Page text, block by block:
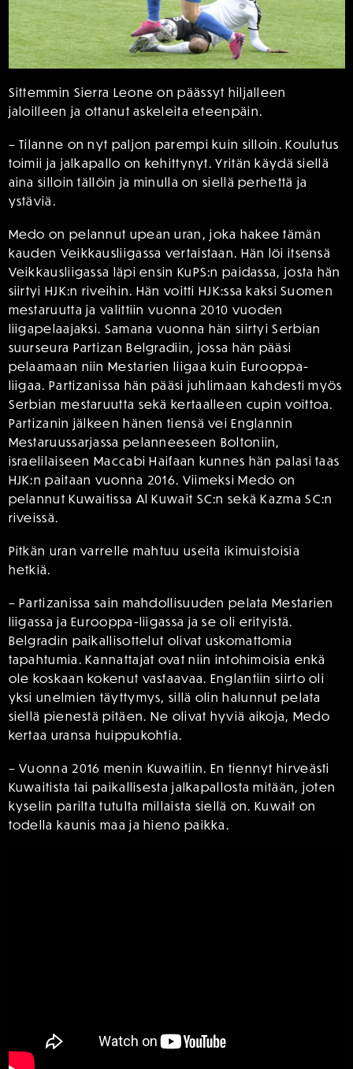
Sittemmin Sierra Leone on päässyt hiljalleen
jaloilleen ja ottanut askeleita eteenpäin.
– Tilanne on nyt paljon parempi kuin silloin. Koulutus
toimii ja jalkapallo on kehittynyt. Yritän käydä siellä
aina silloin tällöin ja minulla on siellä perhettä ja
ystäviä.
Medo on pelannut upean uran, joka hakee tämän
kauden Veikkausliigassa vertaistaan. Hän löi itsensä
Veikkausliigassa läpi ensin KuPS:n paidassa, josta hän
siirtyi HJK:n riveihin. Hän voitti HJK:ssa kaksi Suomen
mestaruutta ja valittiin vuonna 2010 vuoden
liigapelaajaksi. Samana vuonna hän siirtyi Serbian
suurseura Partizan Belgradiin, jossa hän pääsi
pelaamaan niin Mestarien liigaa kuin Eurooppa-
liigaa. Partizanissa hän pääsi juhlimaan kahdesti myös
Serbian mestaruutta sekä kertaalleen cupin voittoa.
Partizanin jälkeen hänen tiensä vei Englannin
Mestaruussarjassa pelanneeseen Boltoniin,
israelilaiseen Maccabi Haifaan kunnes hän palasi taas
HJK:n paitaan vuonna 2016. Viimeksi Medo on
pelannut Kuwaitissa Al Kuwait SC:n sekä Kazma SC:n
riveissä.
Pitkän uran varrelle mahtuu useita ikimuistoisia
hetkiä.
– Partizanissa sain mahdollisuuden pelata Mestarien
liigassa ja Eurooppa-liigassa ja se oli erityistä.
Belgradin paikallisottelut olivat uskomattomia
tapahtumia. Kannattajat ovat niin intohimoisia enkä
ole koskaan kokenut vastaavaa. Englantiin siirto oli
yksi unelmien täyttymys, sillä olin halunnut pelata
siellä pienestä pitäen. Ne olivat hyviä aikoja, Medo
kertaa uransa huippukohtia.
– Vuonna 2016 menin Kuwaitiin. En tiennyt hirveästi
Kuwaitista tai paikallisesta jalkapallosta mitään, joten
kyselin parilta tutulta millaista siellä on. Kuwait on
todella kaunis maa ja hieno paikka.